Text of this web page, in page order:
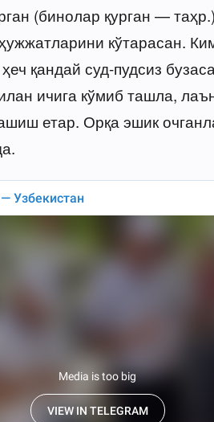
(бинолар қурган —
кўтарасан.
қандай суд-пудсиз
ичига кўмиб ташла,
етар. Орқа эшик